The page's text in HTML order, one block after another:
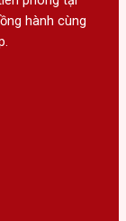
hành cùng